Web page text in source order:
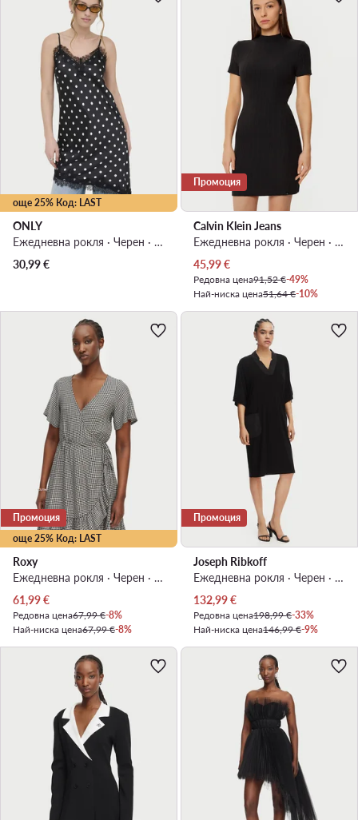
още 25% Код: LAST
ONLY
Ежедневна рокля · Черен · Мини
30,99€
Промоция
Calvin Klein Jeans
Ежедневна рокля · Черен · Мини
Актуална цена
45,99€
Редовна цена91,52 €-49%
Най-ниска цена51,64 €-10%
още 25% Код: LAST
Промоция
Roxy
Ежедневна рокля · Черен · Мини
Актуална цена
61,99€
Редовна цена67,99 €-8%
Най-ниска цена67,99 €-8%
Промоция
Joseph Ribkoff
Ежедневна рокля · Черен · Мини
Актуална цена
132,99€
Редовна цена198,99 €-33%
Най-ниска цена146,99 €-9%